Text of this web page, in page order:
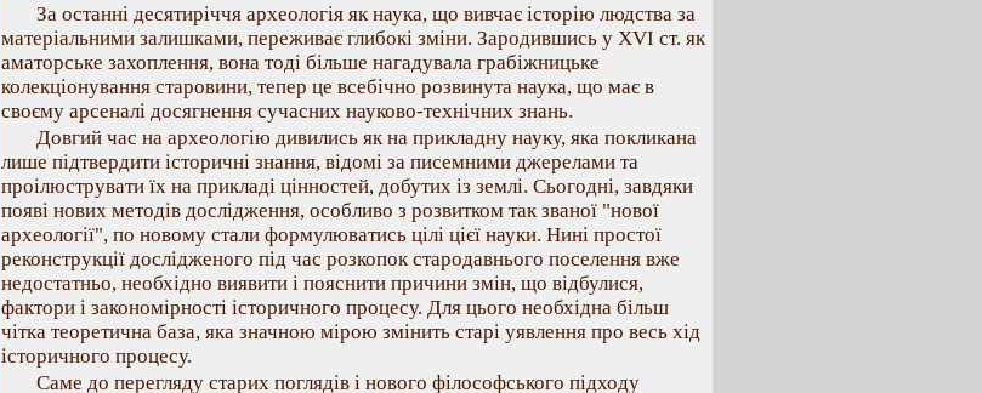
За останні десятиріччя археологія як наука, що вивчає історію людства за
матеріальними залишками, переживає глибокі зміни. Зародившись у XVI ст. як
аматорське захоплення, вона тоді більше нагадувала грабіжницьке
колекціонування старовини, тепер це всебічно розвинута наука, що має в
своєму арсеналі досягнення сучасних науково-технічних знань.
Довгий час на археологію дивились як на прикладну науку, яка покликана
лише підтвердити історичні знання, відомі за писемними джерелами та
проілюструвати їх на прикладі цінностей, добутих із землі. Сьогодні, завдяки
появі нових методів дослідження, особливо з розвитком так званої "нової
археології", по новому стали формулюватись цілі цієї науки. Нині простої
реконструкції дослідженого під час розкопок стародавнього поселення вже
недостатньо, необхідно виявити і пояснити причини змін, що відбулися,
фактори і закономірності історичного процесу. Для цього необхідна більш
чітка теоретична база, яка значною мірою змінить старі уявлення про весь хід
історичного процесу.
Саме до перегляду старих поглядів і нового філософського підходу